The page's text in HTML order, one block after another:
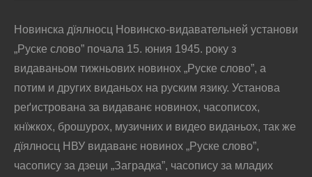
Новинска дїялносц Новинско-видавательней установи
„Руске слово” почала 15. юния 1945. року з
видаваньом тижньових новинох „Руске слово”, а
потим и других виданьох на руским язику. Установа
реґистрована за видаванє новинох, часописох,
кнїжкох, брошурох, музичних и видео виданьох, так же
дїялносц НВУ видаванє новинох „Руске слово”,
часопису за дзеци „Заградка”, часопису за младих